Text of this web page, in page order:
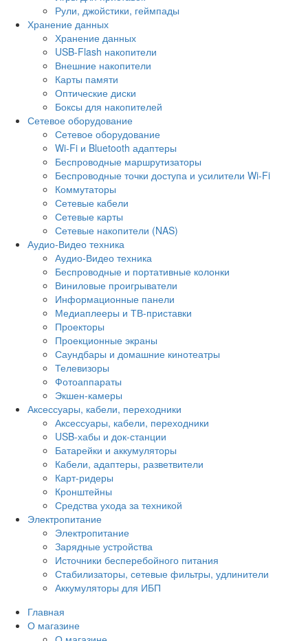
Рули, джойстики, геймпады
Хранение данных
Хранение данных
USB-Flash накопители
Внешние накопители
Карты памяти
Оптические диски
Боксы для накопителей
Сетевое оборудование
Сетевое оборудование
Wi-Fi и Bluetooth адаптеры
Беспроводные маршрутизаторы
Беспроводные точки доступа и усилители Wi-Fi
Коммутаторы
Сетевые кабели
Сетевые карты
Сетевые накопители (NAS)
Аудио-Видео техника
Аудио-Видео техника
Беспроводные и портативные колонки
Виниловые проигрыватели
Информационные панели
Медиаплееры и ТВ-приставки
Проекторы
Проекционные экраны
Саундбары и домашние кинотеатры
Телевизоры
Фотоаппараты
Экшен-камеры
Аксессуары, кабели, переходники
Аксессуары, кабели, переходники
USB-хабы и док-станции
Батарейки и аккумуляторы
Кабели, адаптеры, разветвители
Карт-ридеры
Кронштейны
Средства ухода за техникой
Электропитание
Электропитание
Зарядные устройства
Источники бесперебойного питания
Стабилизаторы, сетевые фильтры, удлинители
Аккумуляторы для ИБП
Главная
О магазине